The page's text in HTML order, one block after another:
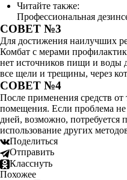
Читайте также:
Профессиональная
СОВЕТ №3
Для достижения наилучших
Комбат с мерами
нет источников пищи и воды
все щели и трещины, через
СОВЕТ №4
После применения средств от
помещения. Если проблема не
дней, возможно, потребуется
использование других
Поделиться
Отправить
Класснуть
Похожее